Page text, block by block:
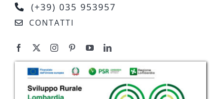
(+39) 035 953957
CONTATTI